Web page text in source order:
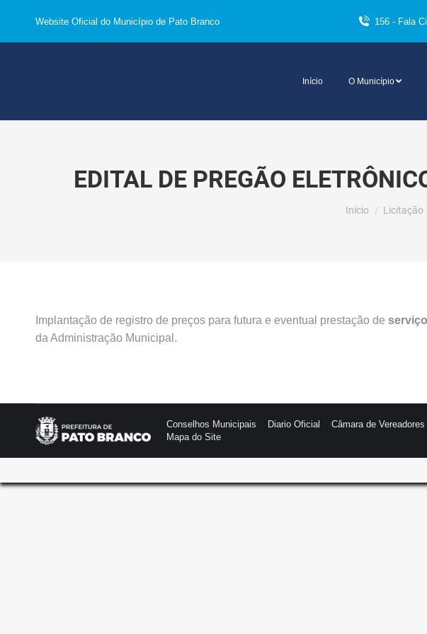
Website Oficial do Município de Pato Branco 156 - Fala
Início O Município
EDITAL DE PREGÃO
Você está aqui:
Início Licitação
Implantação de registro de preços para futura e eventual prestação de
da Administração Municipal.
Conselhos Municipais Diario Oficial Câmara de Vereadores
Mapa do Site